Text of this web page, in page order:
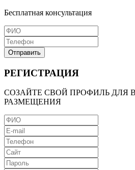
Бесплатная консультация
Отправить
РЕГИСТРАЦИЯ
СОЗАЙТЕ СВОЙ ПРОФИЛЬ ДЛЯ
РАЗМЕЩЕНИЯ